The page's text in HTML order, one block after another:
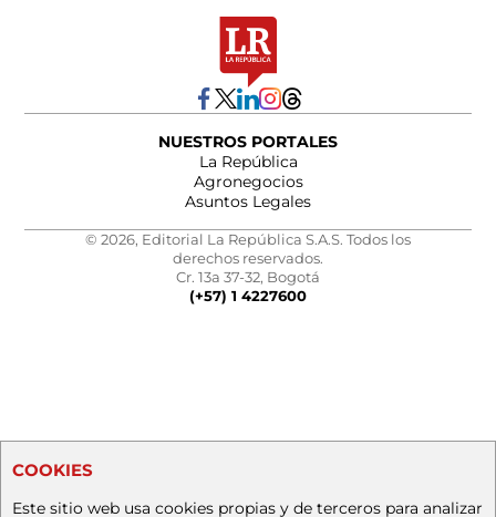
NUESTROS PORTALES
La República
Agronegocios
Asuntos Legales
© 2026, Editorial La República S.A.S. Todos los
derechos reservados.
Cr. 13a 37-32, Bogotá
(+57) 1 4227600
COOKIES
Este sitio web usa cookies propias y de terceros para analizar